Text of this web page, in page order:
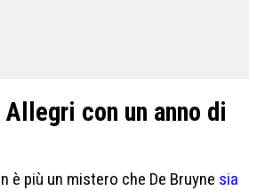
con un anno di
è più un mistero che De Bruyne sia